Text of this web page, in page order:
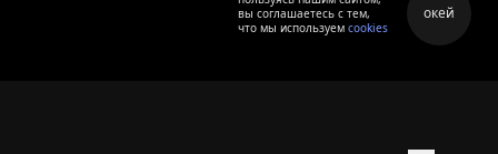
вы соглашаетесь с тем,
что мы используем cookies
окей